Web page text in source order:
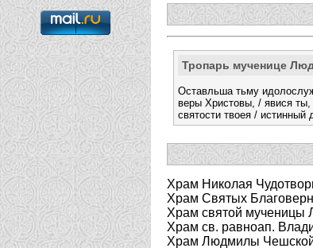
Тропарь мученице
Оставльша тьму
веры Христовы, / явися
святости твоея / истинный
Храм Николая
Храм Святых
Храм святой мученицы
Храм св. равноап.
Храм Людмилы Чешской